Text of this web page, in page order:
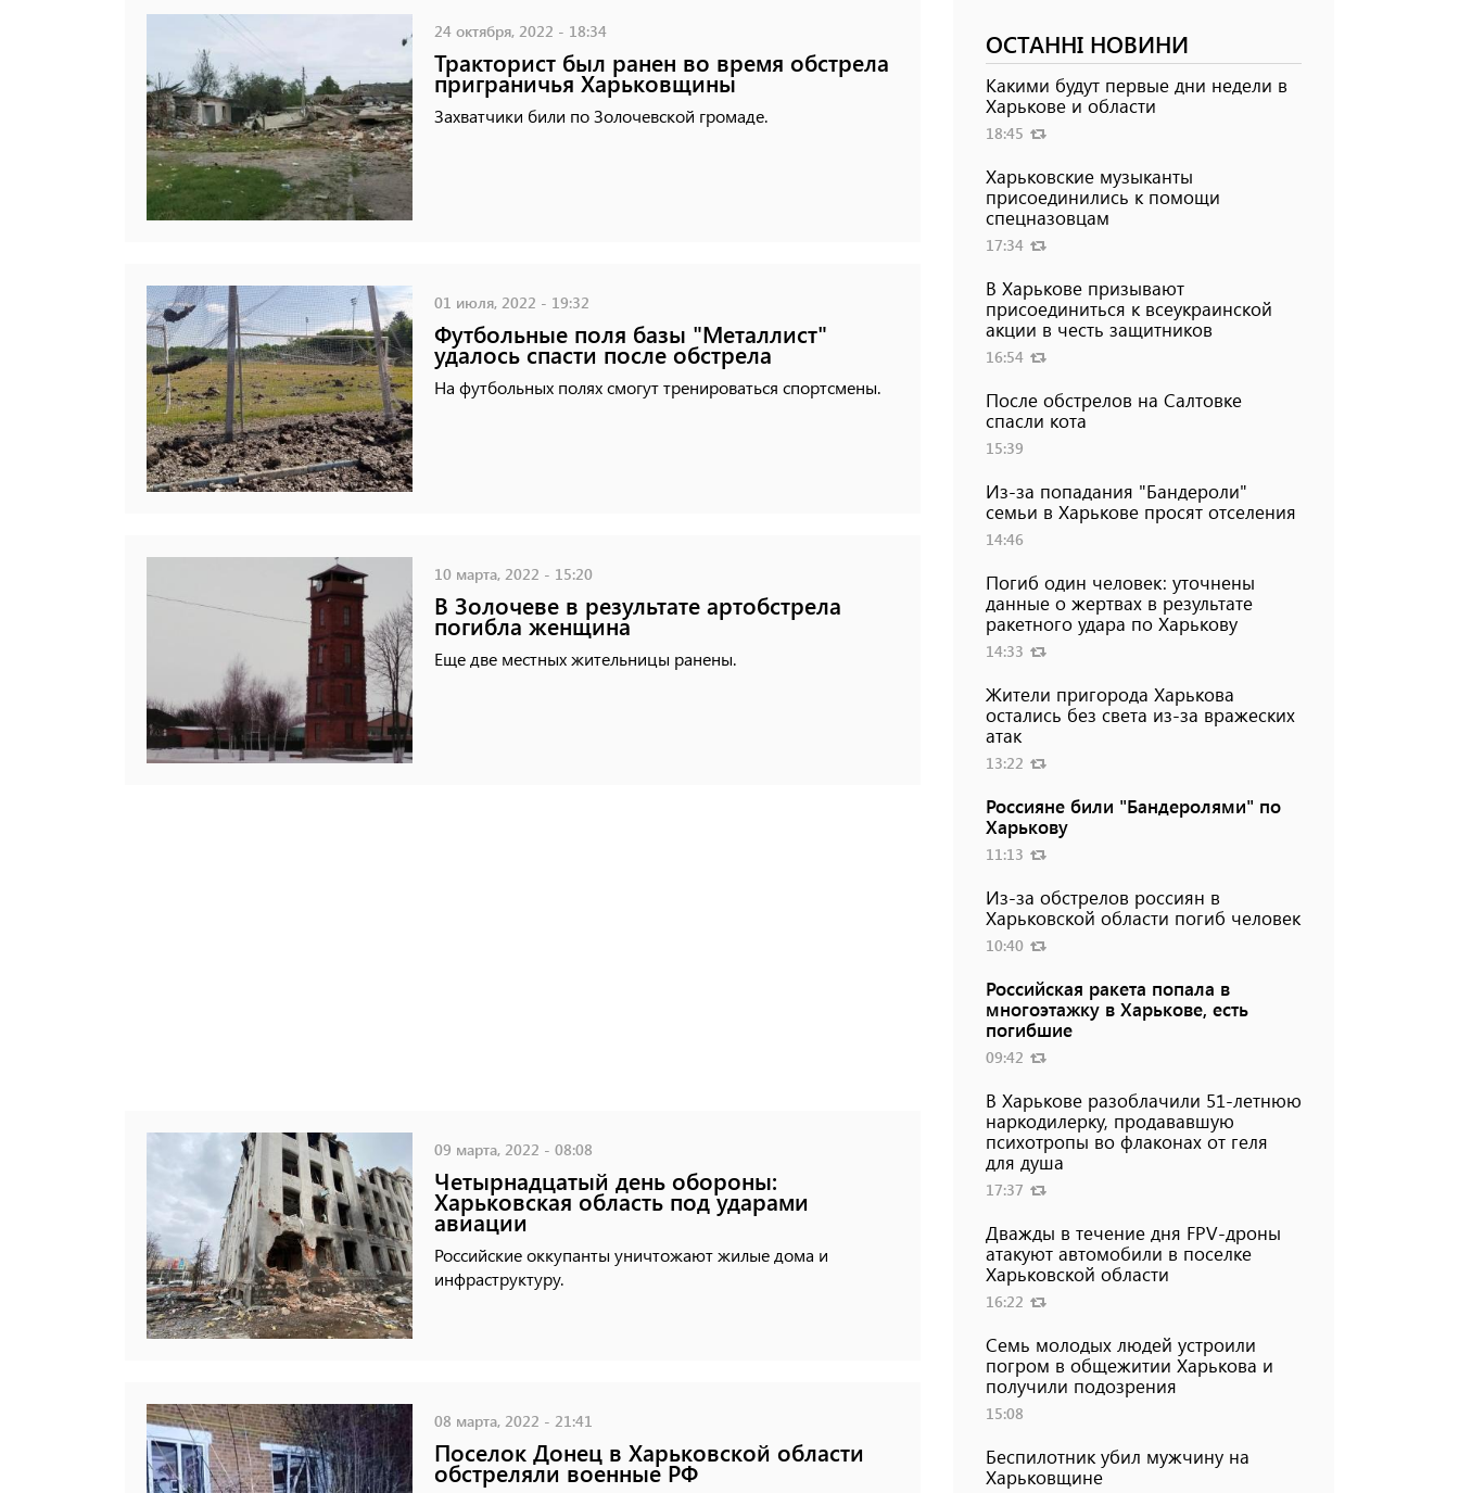
24 октября, 2022 - 18:34
Тракторист был ранен во время обстрела
приграничья Харьковщины
Захватчики били по Золочевской громаде.
01 июля, 2022 - 19:32
Футбольные поля базы "Металлист"
удалось спасти после обстрела
На футбольных полях смогут тренироваться спортсмены.
10 марта, 2022 - 15:20
В Золочеве в результате артобстрела
погибла женщина
Еще две местных жительницы ранены.
09 марта, 2022 - 08:08
Четырнадцатый день обороны:
Харьковская область под ударами
авиации
Российские оккупанты уничтожают жилые дома и
инфраструктуру.
08 марта, 2022 - 21:41
Поселок Донец в Харьковской области
обстреляли военные РФ
ОСТАННІ НОВИНИ
Какими будут первые дни недели в
Харькове и области
18:45
Харьковские музыканты
присоединились к помощи
спецназовцам
17:34
В Харькове призывают
присоединиться к всеукраинской
акции в честь защитников
16:54
После обстрелов на Салтовке
спасли кота
15:39
Из-за попадания "Бандероли"
семьи в Харькове просят отселения
14:46
Погиб один человек: уточнены
данные о жертвах в результате
ракетного удара по Харькову
14:33
Жители пригорода Харькова
остались без света из-за вражеских
атак
13:22
Россияне били "Бандеролями" по
Харькову
11:13
Из-за обстрелов россиян в
Харьковской области погиб человек
10:40
Российская ракета попала в
многоэтажку в Харькове, есть
погибшие
09:42
В Харькове разоблачили 51-летнюю
наркодилерку, продававшую
психотропы во флаконах от геля
для душа
17:37
Дважды в течение дня FPV-дроны
атакуют автомобили в поселке
Харьковской области
16:22
Семь молодых людей устроили
погром в общежитии Харькова и
получили подозрения
15:08
Беспилотник убил мужчину на
Харьковщине